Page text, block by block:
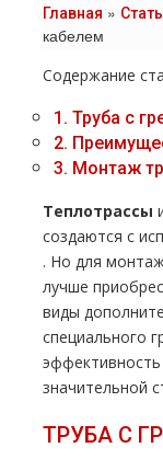
Главная »
кабелем
Содержание
1. Труба с
2.
3. Монтаж
Теплoтpаccы
создаются с
. Но для
лучше
виды
специального
значительной
ТРУБА С